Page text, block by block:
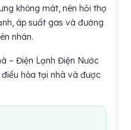
không mát, nên hỏi thợ
áp suất gas và đường
nhân.
– Điện Lạnh Điện Nước
hòa tại nhà và được